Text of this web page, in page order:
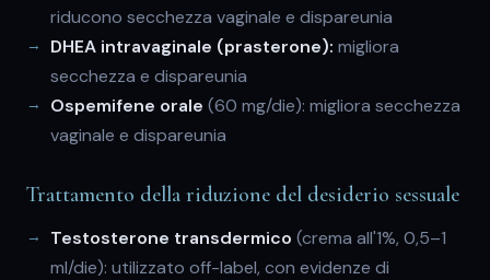
riducono secchezza vaginale e dispareunia
DHEA intravaginale (prasterone): migliora
secchezza e dispareunia
Ospemifene orale (60 mg/die): migliora secchezza
vaginale e dispareunia
Trattamento della riduzione del desiderio sessuale
Testosterone transdermico (crema all'1%, 0,5–1
ml/die): utilizzato off-label, con evidenze di